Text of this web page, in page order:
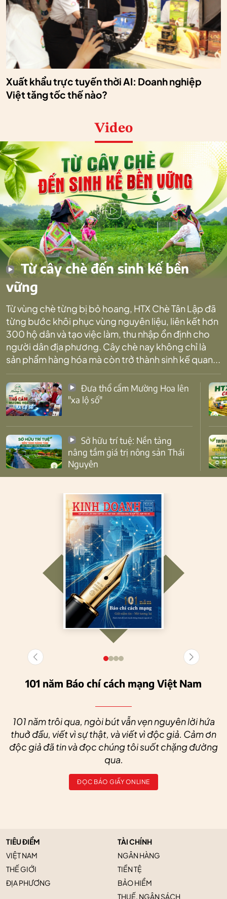
Xuất khẩu trực tuyến thời AI: Doanh nghiệp
Việt tăng tốc thế nào?
Video
Từ cây chè đến sinh kế bền
vững
Từ vùng chè từng bị bỏ hoang, HTX Chè Tân Lập đã
từng bước khôi phục vùng nguyên liệu, liên kết hơn
300 hộ dân và tạo việc làm, thu nhập ổn định cho
người dân địa phương. Cây chè nay không chỉ là
sản phẩm hàng hóa mà còn trở thành sinh kế quan...
"xa lộ số"
nâng tầm giá trị nông sản Thái
Nguyên
101 năm Báo chí cách mạng Việt Nam
101 năm trôi qua, ngòi bút vẫn vẹn nguyên lời hứa
thuở đầu, viết vì sự thật, và viết vì độc giả. Cảm ơn
độc giả đã tin và đọc chúng tôi suốt chặng đường
qua.
ĐỌC BÁO GIẤY ONLINE
TIÊU ĐIỂM
VIỆT NAM
THẾ GIỚI
ĐỊA PHƯƠNG
TÀI CHÍNH
NGÂN HÀNG
TIỀN TỆ
BẢO HIỂM
THUẾ, NGÂN SÁCH